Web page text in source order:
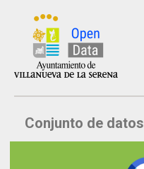
Inicio
Datos
Conjunto de datos